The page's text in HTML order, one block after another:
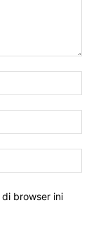
browser ini